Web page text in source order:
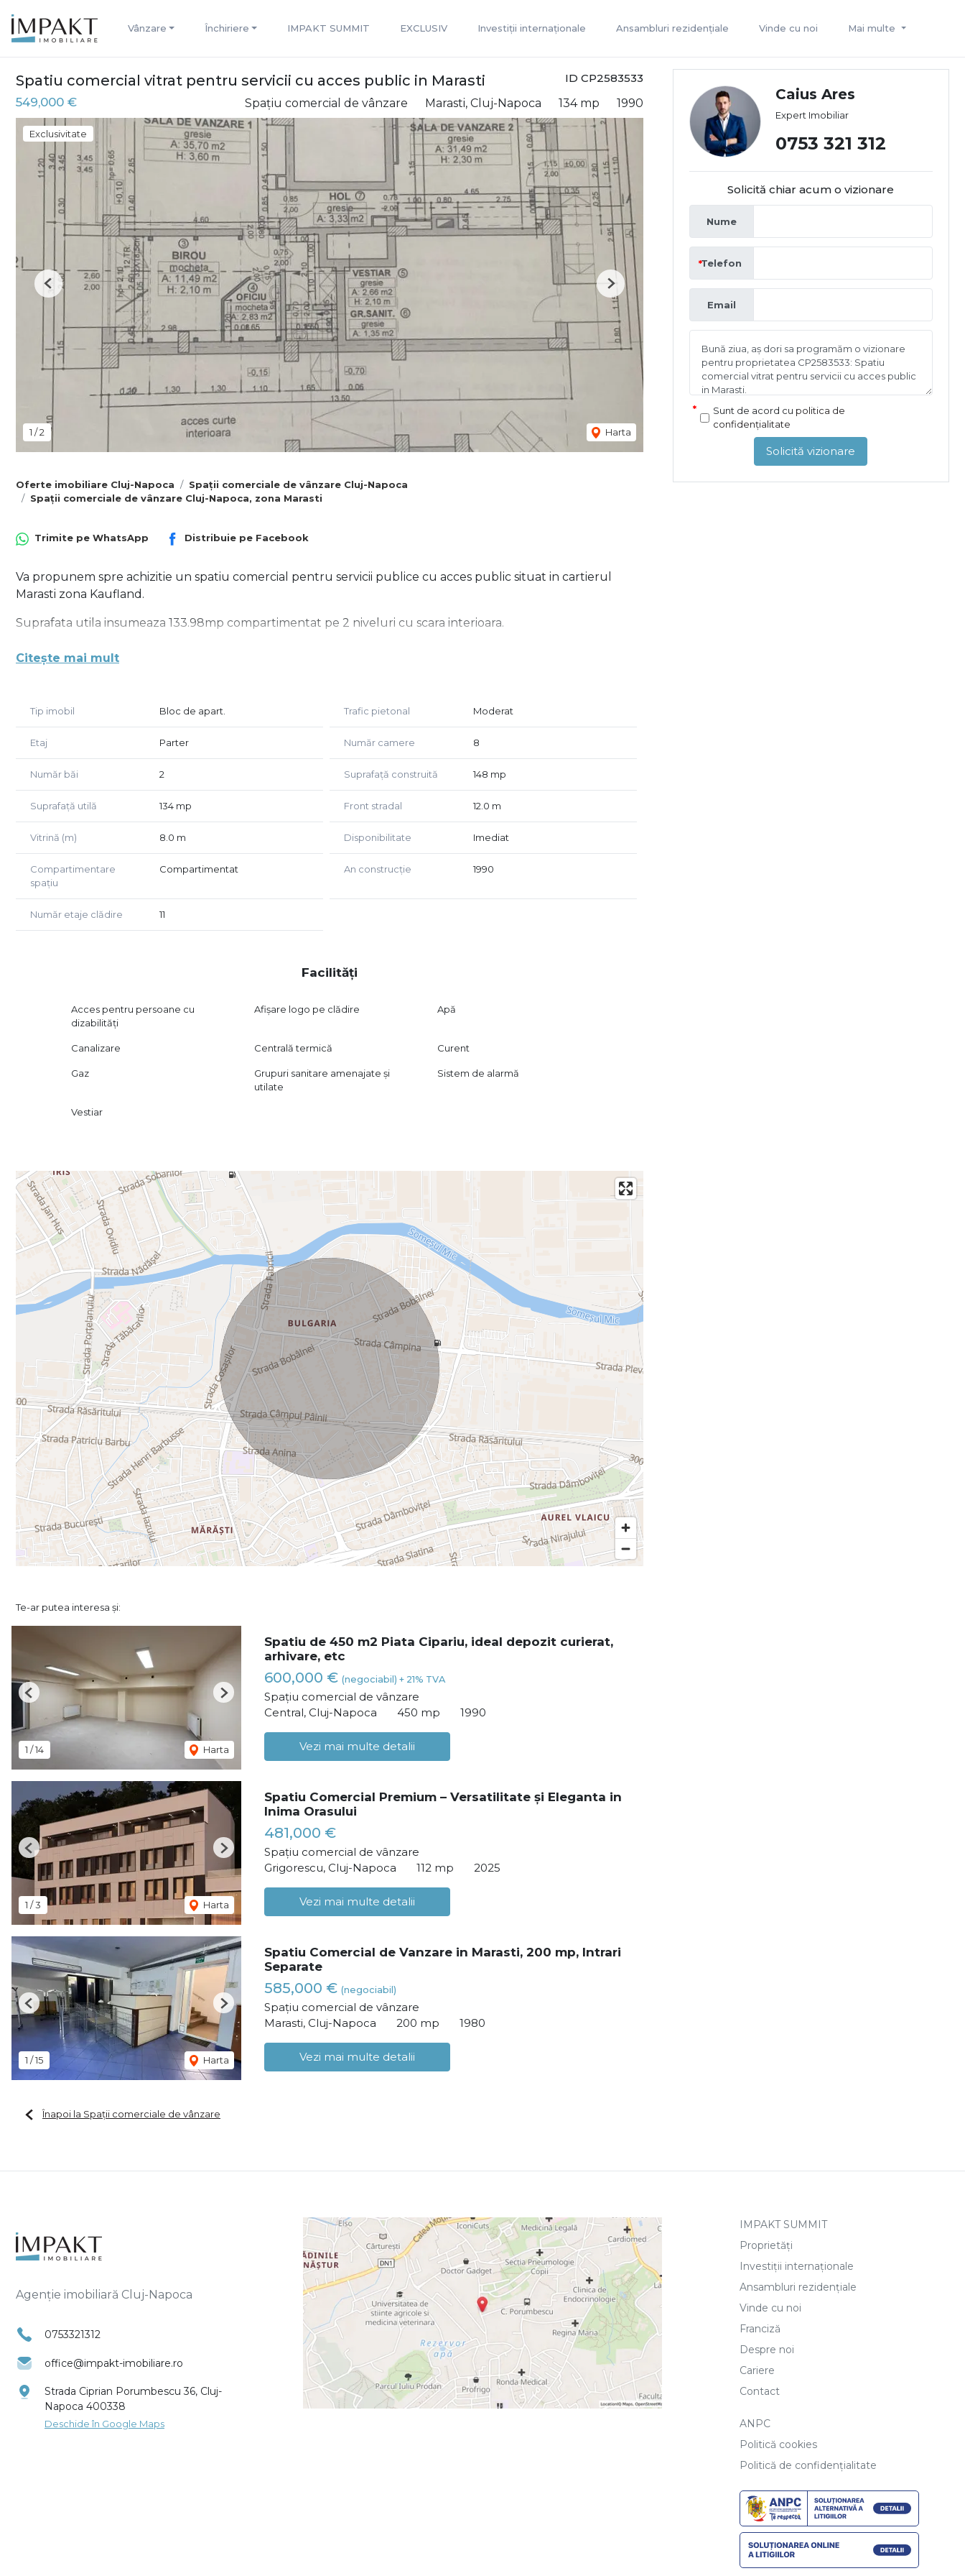
Vânzare Închiriere IMPAKT SUMMIT EXCLUSIV Investiții internaționale Ansambluri rezidențiale Vinde cu noi Mai multe
ID CP2583533
Spatiu comercial vitrat pentru servicii cu acces public in Marasti
549,000 € Spațiu comercial de vânzare Marasti, Cluj-Napoca 134 mp 1990
Exclusivitate
1 /2 Harta
Previous Next
Oferte imobiliare Cluj-Napoca
Spații comerciale de vânzare Cluj-Napoca
Spații comerciale de vânzare Cluj-Napoca, zona Marasti
Trimite pe WhatsApp Distribuie pe Facebook
Va propunem spre achizitie un spatiu comercial pentru servicii publice cu acces public situat in cartierul
Marasti zona Kaufland.
Suprafata utila insumeaza 133.98mp compartimentat pe 2 niveluri cu scara interioara.
Compartimentare parter: 2 sali de vanzare, birou, oficiu, vestiar, grup sanitar si hol in suprafata de 88.85mp
Compartimentare etaj : depozit, depozit, birou, grup sanitar in suprafata de 45.13mp
Pentru mai multe informatii sau pentru stabilirea unei vizionari, nu ezitati sa ne contactati la numerele
afisate.
Citește mai mult
Tip imobil Bloc de apart. Trafic pietonal Moderat
Etaj Parter Număr camere 8
Număr băi 2 Suprafață construită 148 mp
Suprafață utilă 134 mp Front stradal 12.0 m
Vitrină (m) 8.0 m Disponibilitate Imediat
Compartimentare
spațiu
Compartimentat An construcție 1990
Număr etaje clădire 11
Facilități
Acces pentru persoane cu
dizabilități
Afișare logo pe clădire Apă
Canalizare Centrală termică Curent
Gaz
Grupuri sanitare amenajate și
utilate
Sistem de alarmă
Vestiar
Caius Ares
Expert Imobiliar
0753 321 312
Solicită chiar acum o vizionare
Nume
Telefon
Email
Sunt de acord cu politica de
confidențialitate
Solicită vizionare
Te-ar putea interesa și:
1 /14 Harta
Previous Next
Spatiu de 450 m2 Piata Cipariu, ideal depozit curierat,
arhivare, etc
600,000 € (negociabil) + 21% TVA
Spațiu comercial de vânzare
Central, Cluj-Napoca
450 mp 1990
Vezi mai multe detalii
1 /3 Harta
Previous Next
Spatiu Comercial Premium – Versatilitate și Eleganta in
Inima Orasului
481,000 €
Spațiu comercial de vânzare
Grigorescu, Cluj-Napoca
112 mp 2025
Vezi mai multe detalii
1 /15 Harta
Previous Next
Spatiu Comercial de Vanzare in Marasti, 200 mp, Intrari
Separate
585,000 € (negociabil)
Spațiu comercial de vânzare
Marasti, Cluj-Napoca
200 mp 1980
Vezi mai multe detalii
Înapoi la Spații comerciale de vânzare
Agenție imobiliară Cluj-Napoca
0753321312
office@impakt-imobiliare.ro
Strada Ciprian Porumbescu 36, Cluj-
Napoca 400338
Deschide în Google Maps
IMPAKT SUMMIT
Proprietăți
Investiții internaționale
Ansambluri rezidențiale
Vinde cu noi
Franciză
Despre noi
Cariere
Contact
ANPC
Politică cookies
Politică de confidențialitate